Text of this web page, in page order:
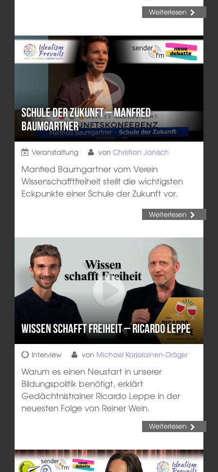
Weiterlesen
Schule der Zukunft – Manfred
Baumgartner
Veranstaltung von Christian Janisch
Manfred Baumgartner vom Verein
Wissenschafftfreiheit stellt die wichtigsten
Eckpunkte einer Schule der Zukunft vor.
Weiterlesen
Wissen schafft Freiheit – Ricardo Leppe
Interview von Michael Karjalainen-Dräger
Warum es einen Neustart in unserer
Bildungspolitik benötigt, erklärt
Gedächtnistrainer Ricardo Leppe in der
neuesten Folge von Reiner Wein.
Weiterlesen